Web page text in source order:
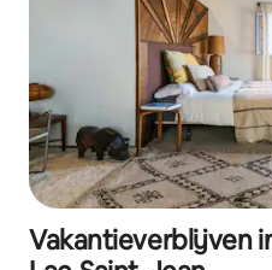
Vakantieverblijven